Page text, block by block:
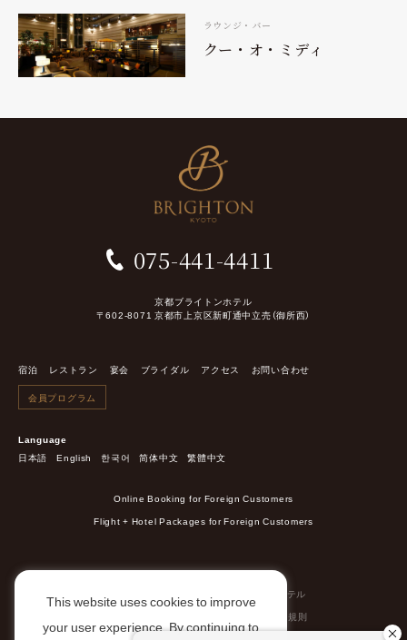
ラウンジ・バー
クー・オ・ミディ
075-441-4411
京都ブライトンホテル
〒602-8071 京都市上京区新町通中立売（御所西）
宿泊 レストラン 宴会 ブライダル アクセス お問い合わせ
会員プログラム
Language
日本語
English 한국어 简体中文 繁體中文
Online Booking for Foreign Customers
Flight + Hotel Packages for Foreign Customers
全国のブライトンホテル
宿泊約款/利用規則
This website uses cookies to improve
your user experience. By continuing to